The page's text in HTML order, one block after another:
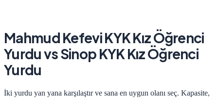
Mahmud Kefevi KYK Kız Öğrenci
YurduvsSinop KYK Kız Öğrenci
Yurdu
İki yurdu yan yana karşılaştır ve sana en uygun olanı seç. Kapasite,